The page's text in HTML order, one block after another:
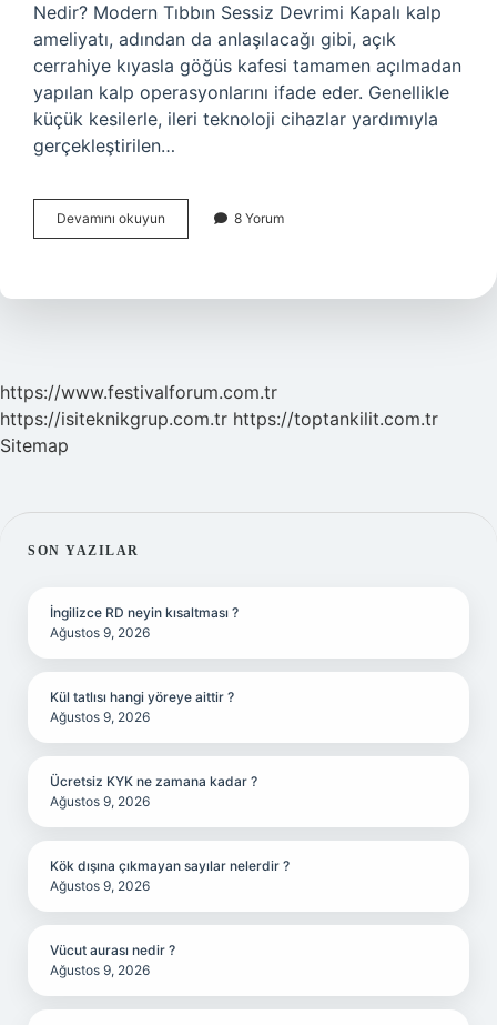
Nedir? Modern Tıbbın Sessiz Devrimi Kapalı kalp
ameliyatı, adından da anlaşılacağı gibi, açık
cerrahiye kıyasla göğüs kafesi tamamen açılmadan
yapılan kalp operasyonlarını ifade eder. Genellikle
küçük kesilerle, ileri teknoloji cihazlar yardımıyla
gerçekleştirilen…
Devamını okuyun
kalp
durdurulur
8 Yorum
https://www.festivalforum.com.tr
https://isiteknikgrup.com.tr https://toptankilit.com.tr
Sitemap
SIDEBAR
SON YAZILAR
İngilizce RD neyin kısaltması ?
Ağustos 9, 2026
Kül tatlısı hangi yöreye aittir ?
Ağustos 9, 2026
Ücretsiz KYK ne zamana kadar ?
Ağustos 9, 2026
Kök dışına çıkmayan sayılar nelerdir ?
Ağustos 9, 2026
Vücut aurası nedir ?
Ağustos 9, 2026